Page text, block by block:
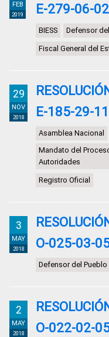
FEB
2019
E-279-06-
BIESS Defensor
Fiscal General del
29
NOV
2018
E-185-29-
Asamblea Nacional
Mandato del
Autoridades
Registro Oficial
3
MAY
2018
O-025-03-
Defensor del Pueblo
2
MAY
2018
O-022-02-